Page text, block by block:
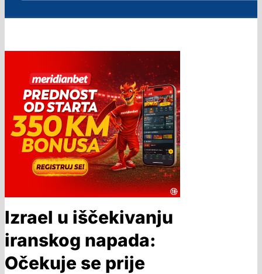
Izrael u iščekivanju
iranskog napada:
Očekuje se prije